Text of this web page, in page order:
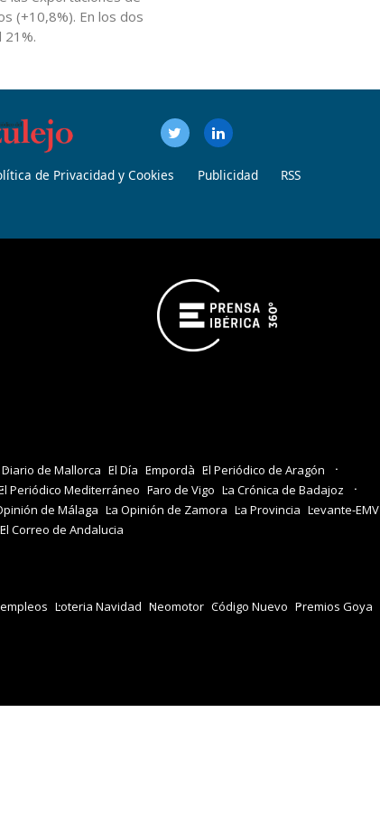
(+10,8%). En los dos
de Privacidad y Cookies Publicidad RSS
Diario de Mallorca El Día Empordà El Periódico de Aragón
Periódico Mediterráneo Faro de Vigo La Crónica de Badajoz
de Málaga La Opinión de Zamora La Provincia Levante-EMV
El Correo de Andalucia
Loteria Navidad Neomotor Código Nuevo Premios Goya